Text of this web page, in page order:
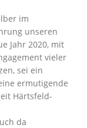
im
unseren
Jahr 2020, mit
vieler
sei ein
ermutigende
Härtsfeld-
da